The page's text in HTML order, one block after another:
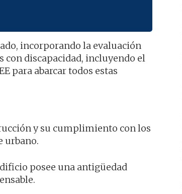
incorporando la evaluación
con discapacidad, incluyendo el
para abarcar todos estas
y su cumplimiento con los
urbano.
posee una antigüedad